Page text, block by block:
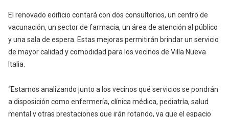
El renovado edificio contará con dos consultorios, un centro de
vacunación, un sector de farmacia, un área de atención al público
y una sala de espera. Estas mejoras permitirán brindar un servicio
de mayor calidad y comodidad para los vecinos de Villa Nueva
Italia.
“Estamos analizando junto a los vecinos qué servicios se pondrán
a disposición como enfermería, clínica médica, pediatría, salud
mental y otras prestaciones que irán rotando, ya que el espacio